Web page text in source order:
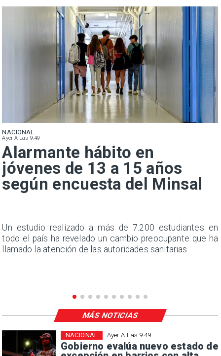
NACIONAL
Ayer A Las 9:49
Alarmante hábito en
jóvenes de 13 a 15 años
según encuesta del Minsal
Un estudio realizado a más de 7.200 estudiantes en
todo el país ha revelado un cambio preocupante que ha
llamado la atención de las autoridades sanitarias.
Ayer A Las 9:49
Gobierno evalúa nuevo estado de
NACIONAL
MÁS NOTICIAS